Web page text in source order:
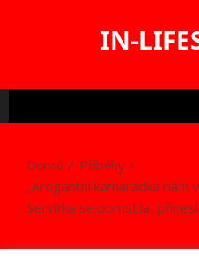
IN-
Domů
Příběhy
„Arogantní kamarádka nám
Servírka se pomstila,